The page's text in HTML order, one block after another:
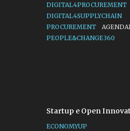
DIGITAL4PROCUREMENT
DIGITAL4SUPPLYCHAIN
PROCUREMENT
PEOPLE&CHANGE360
Startup e Open
ECONOMYUP